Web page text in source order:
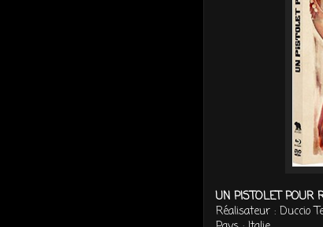
UN PISTOLET POUR
Réalisateur : Duccio